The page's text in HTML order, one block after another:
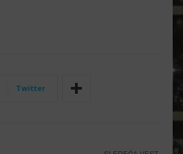
Twitter